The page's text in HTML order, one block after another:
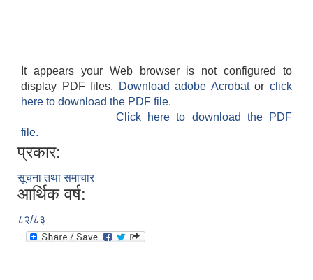
It appears your Web browser is not configured to
display PDF files.
Download adobe Acrobatorclick
here to download the PDF file.
Click here to download the PDF
file.
प्रकार:
सूचना तथा समाचार
आर्थिक वर्ष:
८२/८३